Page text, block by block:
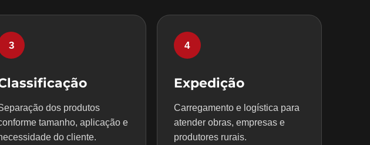
3
dos produtos
tamanho, aplicação e
do cliente.
4
Expedição
Carregamento e logística para
atender obras, empresas e
produtores rurais.